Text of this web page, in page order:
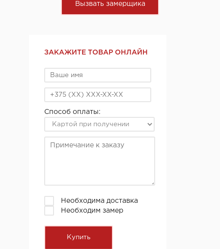
Вызвать замерщика
ЗАКАЖИТЕ ТОВАР ОНЛАЙН
Способ оплаты:
Необходима доставка
Необходим замер